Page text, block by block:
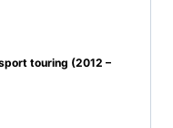
touring (2012 –